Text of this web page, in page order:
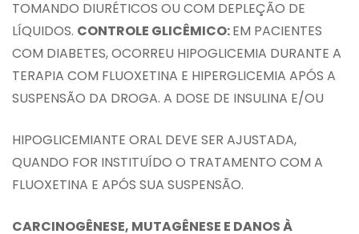
TOMANDO DIURÉTICOS OU COM DEPLEÇÃO DE
LÍQUIDOS. CONTROLE GLICÊMICO:EM PACIENTES
COM DIABETES, OCORREU HIPOGLICEMIA DURANTE A
TERAPIA COM FLUOXETINA E HIPERGLICEMIA APÓS A
SUSPENSÃO DA DROGA. A DOSE DE INSULINA E/OU
HIPOGLICEMIANTE ORAL DEVE SER AJUSTADA,
QUANDO FOR INSTITUÍDO O TRATAMENTO COM A
FLUOXETINA E APÓS SUA SUSPENSÃO.
CARCINOGÊNESE, MUTAGÊNESE E DANOS À